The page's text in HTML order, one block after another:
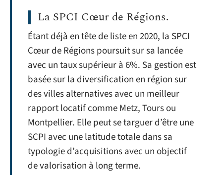
La SPCI Cœur de Régions.
Étant déjà en tête de liste en 2020, la SPCI
Cœur de Régions poursuit sur sa lancée
avec un taux supérieur à 6%. Sa gestion est
basée sur la diversification en région sur
des villes alternatives avec un meilleur
rapport locatif comme Metz, Tours ou
Montpellier. Elle peut se targuer d’être une
SCPI avec une latitude totale dans sa
typologie d’acquisitions avec un objectif
de valorisation à long terme.